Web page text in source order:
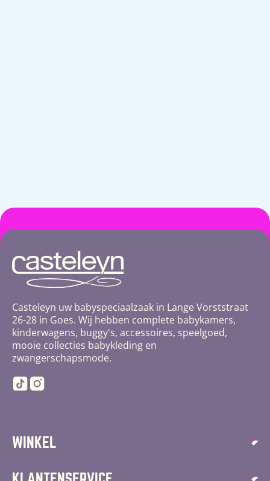
Casteleyn uw babyspeciaalzaak in Lange Vorststraat
26-28 in Goes. Wij hebben complete babykamers,
kinderwagens, buggy's, accessoires, speelgoed,
mooie collecties babykleding en
zwangerschapsmode.
TikTokInstagram
WINKEL
Autostoelen